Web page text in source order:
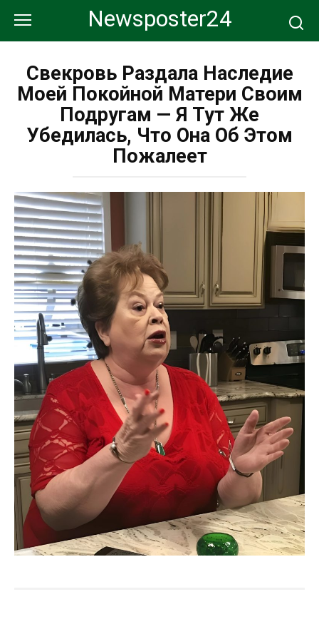
контенту
Newsposter24
Свекровь Раздала Наследие
Моей Покойной Матери Своим
Подругам — Я Тут Же
Убедилась, Что Она Об Этом
Пожалеет